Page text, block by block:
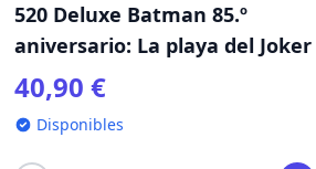
520 Deluxe Batman 85.º
aniversario: La playa del Joker
40,90 €
Disponibles